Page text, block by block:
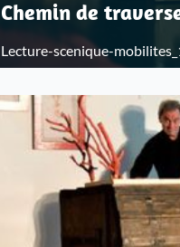
Chemin de
Lecture-scenique-
départementales du Bas-